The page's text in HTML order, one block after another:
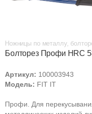
Ножницы по металлу,
Болторез Профи HRC
Артикул: 100003943
Модель: FIT IT
Профи. Для